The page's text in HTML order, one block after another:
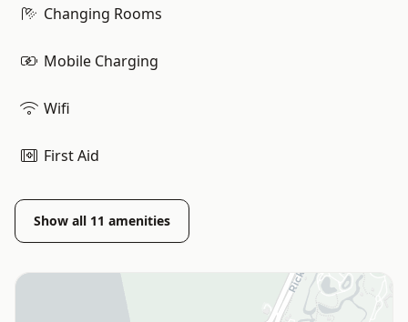
Changing Rooms
Mobile Charging
Wifi
First Aid
Show all 11 amenities